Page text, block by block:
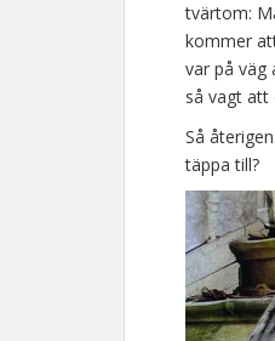
tvärtom:
kommer
var på väg
så vagt att
Så
täppa till?